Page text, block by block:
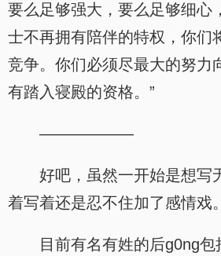
要么足够强大，要么足够细心
士不再拥有陪伴的特权，你们
竞争。你们必须尽最大的努力
有踏入寝殿的资格。”
——————
好吧，虽然一开始是想写
着写着还是忍不住加了感情戏。
目前有名有姓的后g0ng